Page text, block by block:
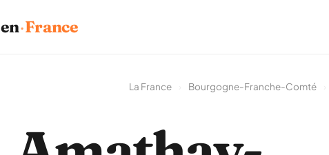
en·France
La France Bourgogne-Franche-Comté